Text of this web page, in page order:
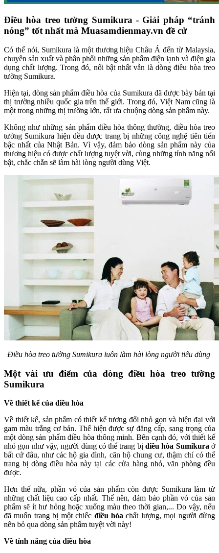
Điều hòa treo tường Sumikura - Giải pháp “tránh
nóng” tốt nhất mà Muasamdienmay.vn đề cử
Có thể nói, Sumikura là một thương hiệu Châu Á đến từ Malaysia,
chuyên sản xuất và phân phối những sản phẩm điện lạnh và điện gia
dụng chất lượng. Trong đó, nổi bật nhất vẫn là dòng điều hòa treo
tường Sumikura.
Hiện tại, dòng sản phẩm điều hòa của Sumikura đã được bày bán tại
thị trường nhiều quốc gia trên thế giới. Trong đó, Việt Nam cũng là
một trong những thị trường lớn, rất ưa chuộng dòng sản phẩm này.
Không như những sản phẩm điều hòa thông thường, điều hòa treo
tường Sumikura hiện đều được trang bị những công nghệ tiên tiến
bậc nhất của Nhật Bản. Vì vậy, đảm bảo dòng sản phẩm này của
thương hiệu có được chất lượng tuyệt vời, cùng những tính năng nổi
bật, chắc chắn sẽ làm hài lòng người dùng Việt.
Điều hòa treo tường Sumikura luôn làm hài lòng người tiêu dùng
Một vài ưu điểm của dòng điều hòa treo tường
Sumikura
Về thiết kế của điều hòa
Về thiết kế, sản phẩm có thiết kế tương đối nhỏ gọn và hiện đại với
gam màu trắng cơ bản. Thể hiện được sự đẳng cấp, sang trọng của
một dòng sản phẩm điều hòa thông minh. Bên cạnh đó, với thiết kế
nhỏ gọn như vậy, người dùng có thể trang bịđiều hòa Sumikuraở
bất cứ đâu, như các hộ gia đình, căn hộ chung cư, thậm chí có thể
trang bị dòng điều hòa này tại các cửa hàng nhỏ, văn phòng đều
được.
Hơn thế nữa, phần vỏ của sản phẩm còn được Sumikura làm từ
những chất liệu cao cấp nhất. Thế nên, đảm bảo phần vỏ của sản
phẩm sẽ ít hư hỏng hoặc xuống màu theo thời gian,... Do vậy, nếu
đã muốn trang bị một chiếc điều hòachất lượng, mọi người đừng
nên bỏ qua dòng sản phẩm tuyệt vời này!
Về tính năng của điều hòa